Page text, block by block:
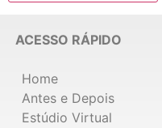
ACESSO RÁPIDO
Home
Antes e Depois
Estúdio Virtual